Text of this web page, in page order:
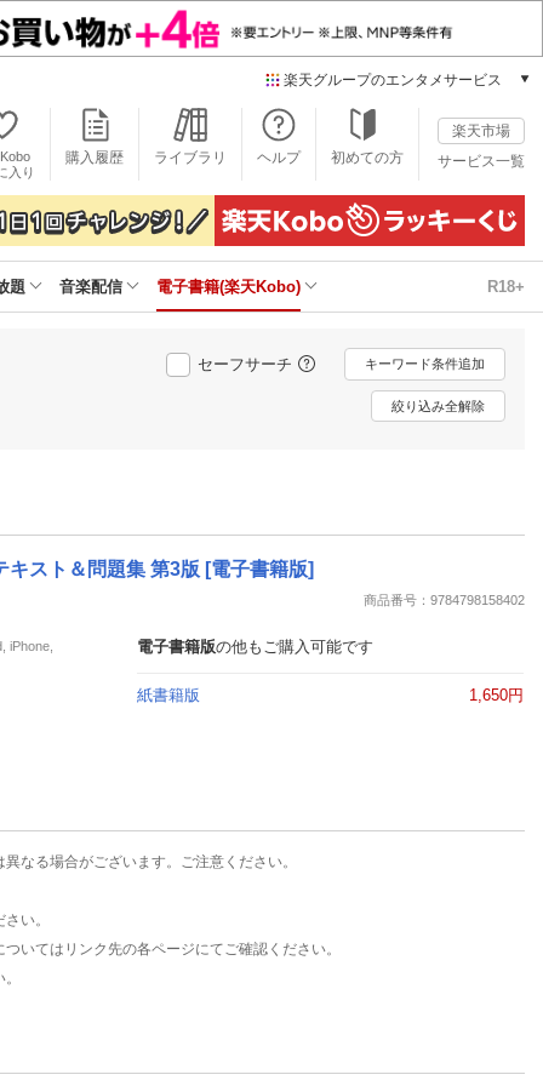
楽天グループのエンタメサービス
本/ゲーム/CD/DVD
楽天ブックス
電子書籍
楽天Kobo
雑誌読み放題
楽天ミュージック
動画配信
楽天TV
動画配信ガイド
推し楽
入り
購入履歴 ライブラリ ヘルプ 初めての方
楽天市場
サービス一覧
題 音楽配信 電子書籍(楽天Kobo) R18+
セーフサーチ キーワード条件追加
絞り込み全解除
スト＆問題集 第3版 [電子書籍版]
商品番号：9784798158402
iPhone,
電子書籍版の他もご購入可能です
紙書籍版 1,650円
なる場合がございます。ご注意ください。
い。
いてはリンク先の各ページにてご確認ください。